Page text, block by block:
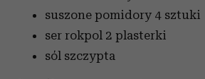
suszone pomidory 4 sztuki
ser rokpol 2 plasterki
sól szczypta